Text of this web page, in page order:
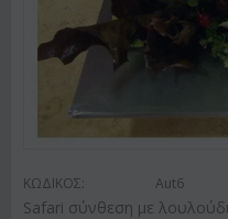
ΚΩΔΙΚΟΣ: Aut6
Safari σύνθεση με